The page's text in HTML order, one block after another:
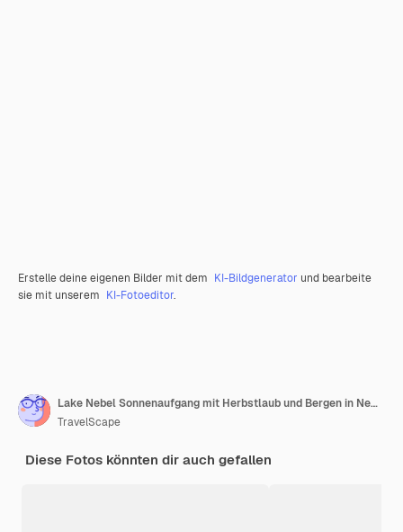
Erstelle deine eigenen Bilder mit dem KI-Bildgenerator und bearbeite
sie mit unserem KI-Fotoeditor.
Lake Nebel Sonnenaufgang mit Herbstlaub und Bergen in New England Stowe
TravelScape
Diese Fotos könnten dir auch gefallen